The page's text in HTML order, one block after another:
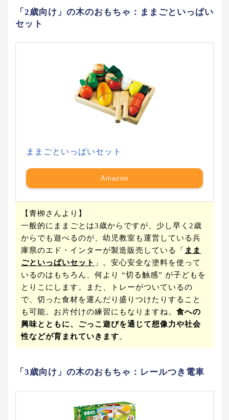
「2歳向け」の木のおもちゃ：ままごといっぱい
セット
ままごといっぱいセット
Amazon
【青栁さんより】
一般的にままごとは3歳からですが、少し早く2歳
からでも遊べるのが、幼児教室も運営している兵
庫県のエド・インターが製造販売している「 まま
ごといっぱいセット 」。安心安全な塗料を使って
いるのはもちろん、何より “切る触感” が子どもを
とりこにします。また、トレーがついているの
で、切った食材を運んだり盛りつけたりすること
も可能。お片付けの練習にもなりますね。 食への
興味とともに、ごっこ遊びを通じて想像力や社会
性などが育まれていきます。
「3歳向け」の木のおもちゃ：レールつき電車